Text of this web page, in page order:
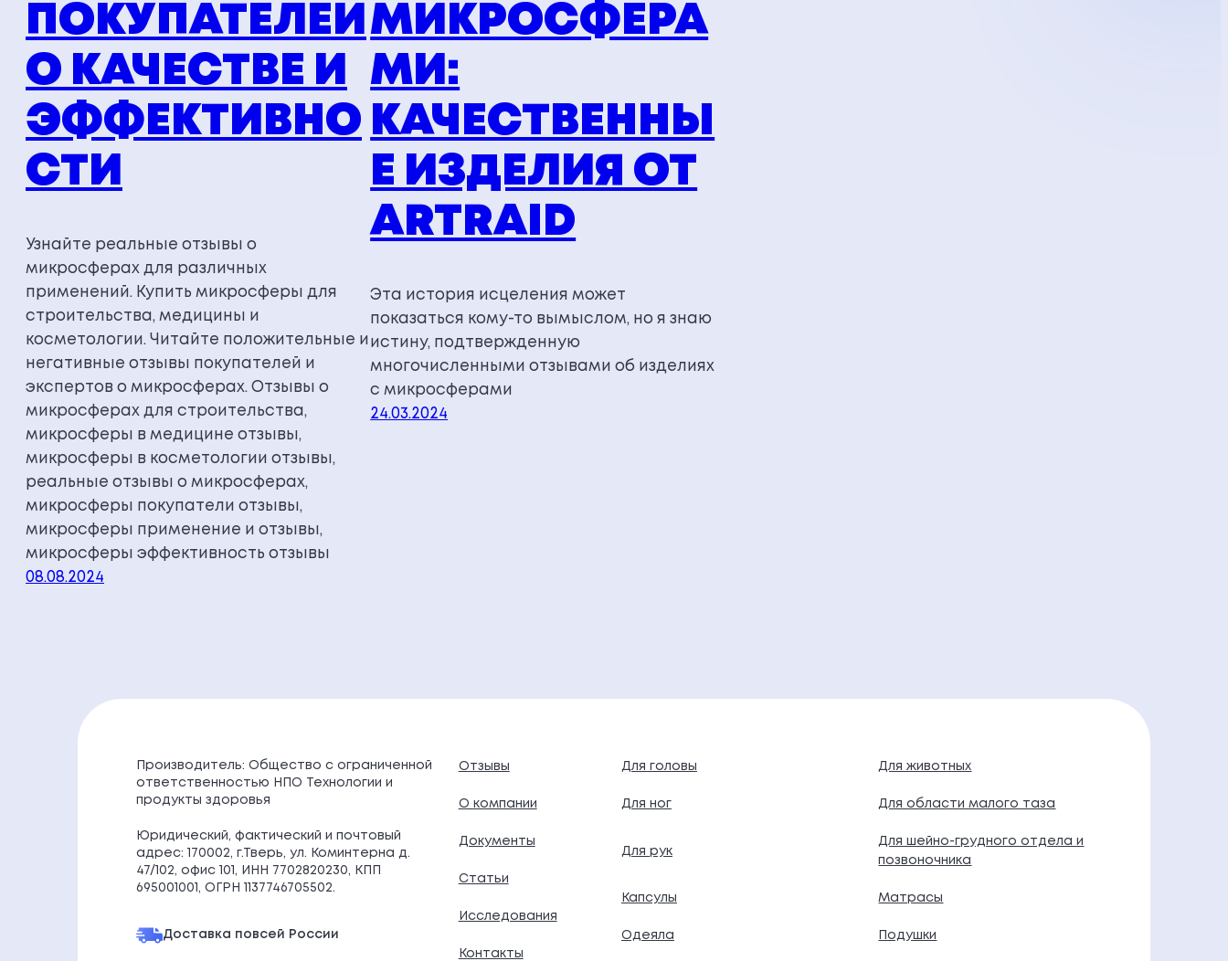
ПОКУПАТЕЛЕЙ
О КАЧЕСТВЕ И
ЭФФЕКТИВНО
СТИ
Узнайте реальные отзывы о
микросферах для различных
применений. Купить микросферы для
строительства, медицины и
косметологии. Читайте положительные и
негативные отзывы покупателей и
экспертов о микросферах. Отзывы о
микросферах для строительства,
микросферы в медицине отзывы,
микросферы в косметологии отзывы,
реальные отзывы о микросферах,
микросферы покупатели отзывы,
микросферы применение и отзывы,
микросферы эффективность отзывы
08.08.2024
МИКРОСФЕРА
МИ:
КАЧЕСТВЕННЫ
Е ИЗДЕЛИЯ ОТ
ARTRAID
Эта история исцеления может
показаться кому-то вымыслом, но я знаю
истину, подтвержденную
многочисленными отзывами об изделиях
с микросферами
24.03.2024
Производитель: Общество с ограниченной
ответственностью НПО Технологии и
продукты здоровья
Юридический, фактический и почтовый
адрес: 170002, г.Тверь, ул. Коминтерна д.
47/102, офис 101, ИНН 7702820230, КПП
695001001, ОГРН 1137746705502.
Доставка по всей России
Отзывы
О компании
Документы
Статьи
Исследования
Контакты
Для головы Для животных
Для ног Для области малого таза
Для рук
Для шейно-грудного отдела и
позвоночника
Капсулы Матрасы
Одеяла Подушки